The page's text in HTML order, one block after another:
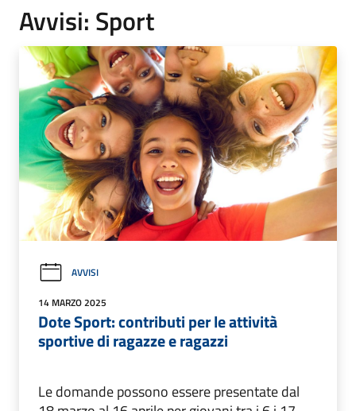
Avvisi: Sport
AVVISI
14 MARZO 2025
Dote Sport: contributi per le attività
sportive di ragazze e ragazzi
Le domande possono essere presentate dal